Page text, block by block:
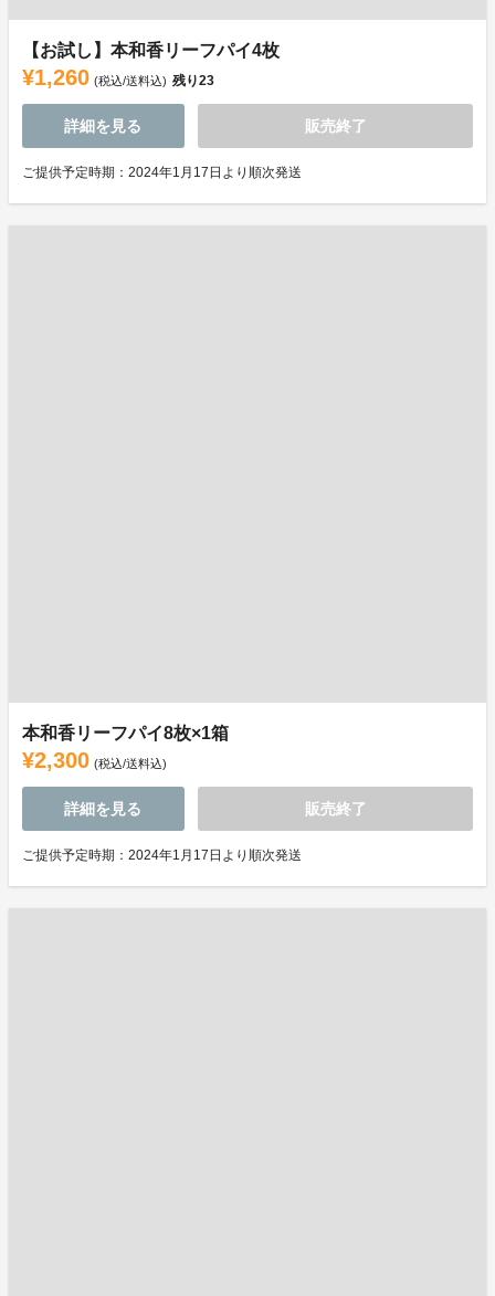
【お試し】本和香リーフパイ4枚
¥1,260 (税込/送料込) 残り23
詳細を見る 販売終了
ご提供予定時期：2024年1月17日より順次発送
本和香リーフパイ8枚×1箱
¥2,300 (税込/送料込)
詳細を見る 販売終了
ご提供予定時期：2024年1月17日より順次発送